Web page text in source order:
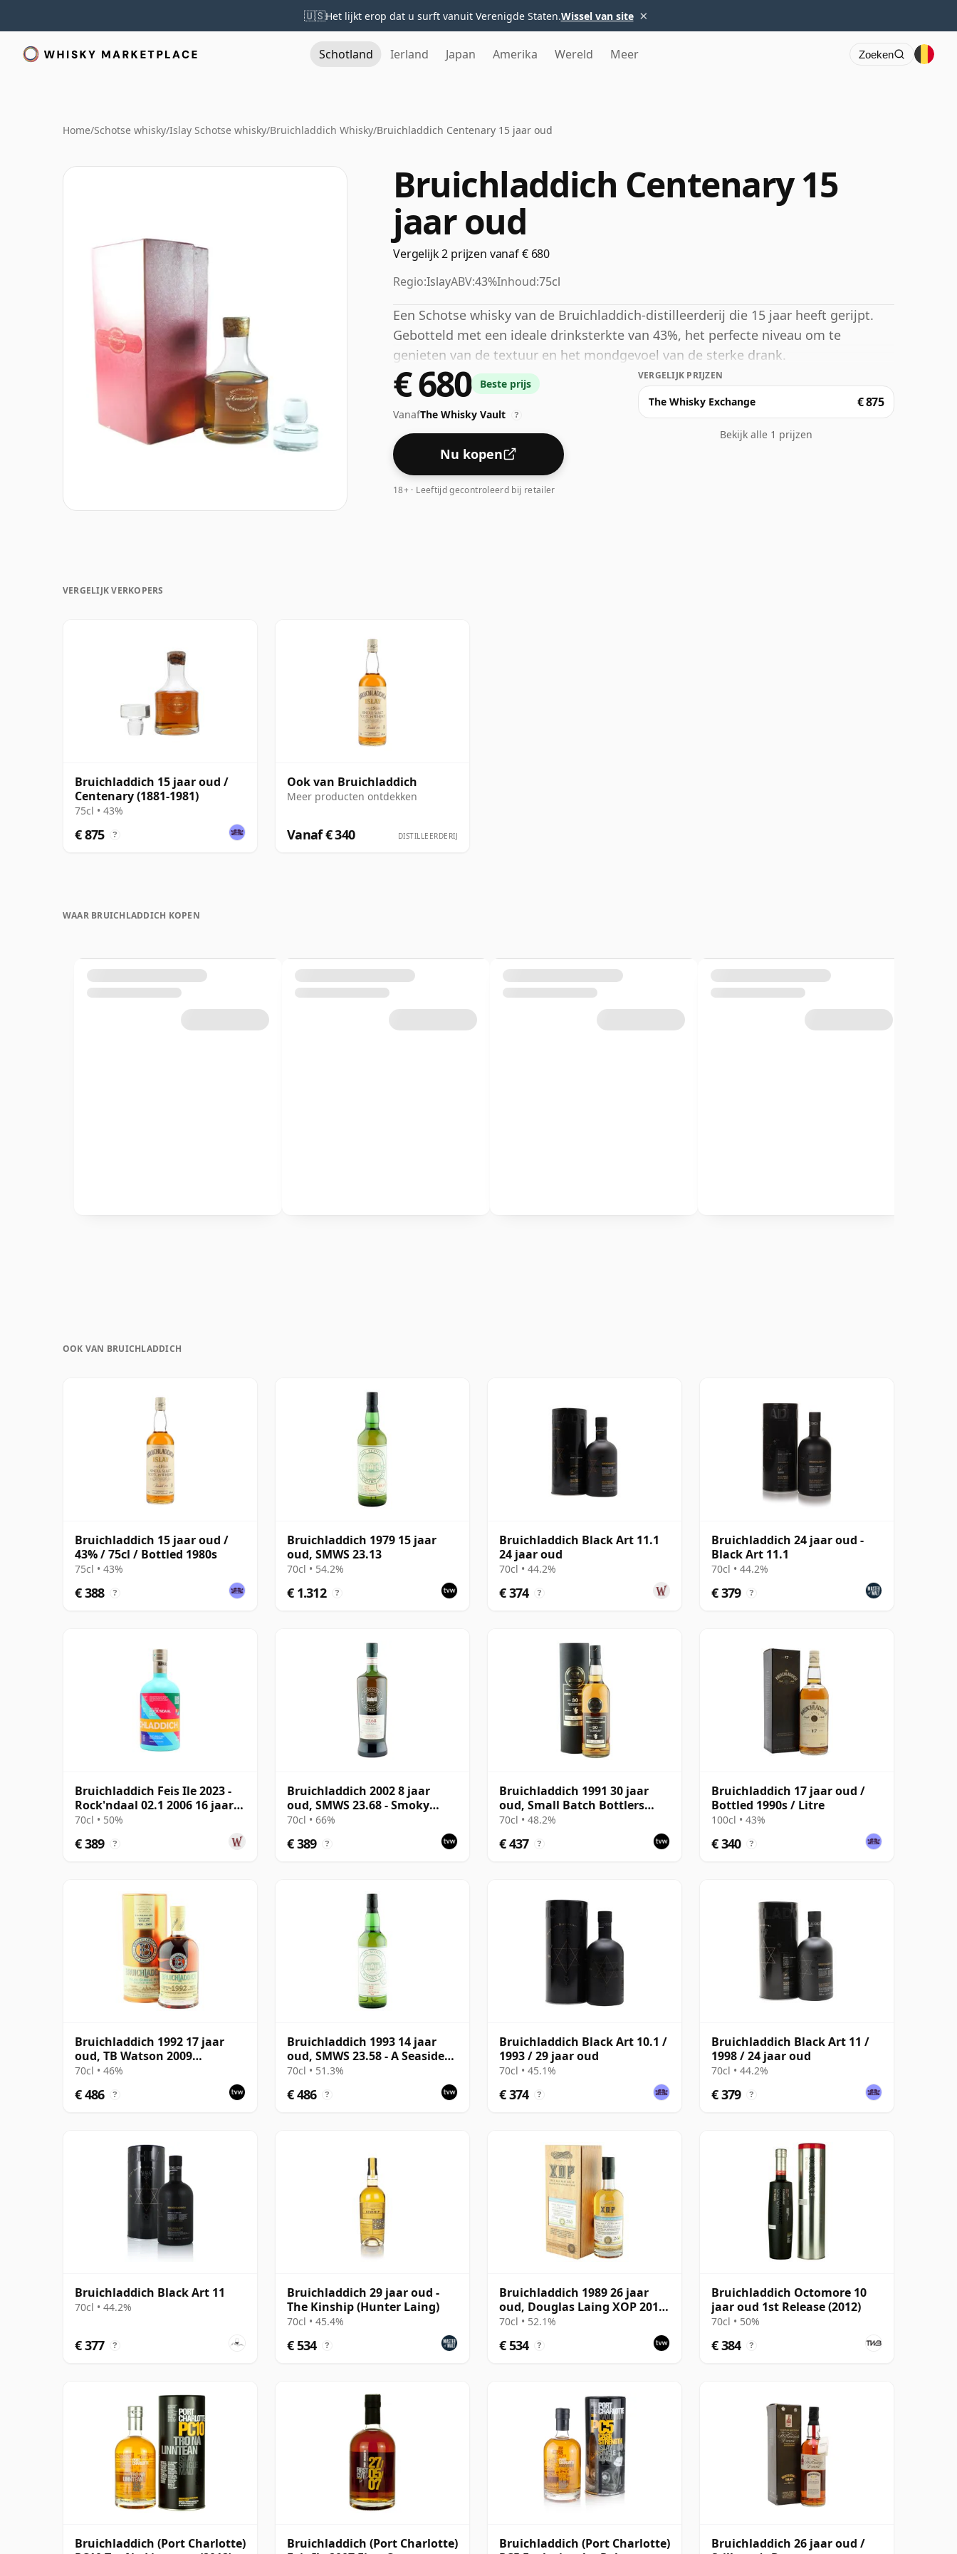
🇺🇸Het lijkt erop dat u surft vanuit Verenigde Staten.Wissel van site ×
Schotland Ierland Japan Amerika Wereld Meer Zoeken
Home/Schotse whisky/Islay Schotse whisky/Bruichladdich Whisky/Bruichladdich Centenary 15 jaar oud
Bruichladdich Centenary 15
jaar oud
Vergelijk 2 prijzen vanaf € 680
Regio:IslayABV:43%Inhoud:75cl
Een Schotse whisky van de Bruichladdich-distilleerderij die 15 jaar heeft gerijpt.
Gebotteld met een ideale drinksterkte van 43%, het perfecte niveau om te
genieten van de textuur en het mondgevoel van de sterke drank.
€ 680 Beste prijs
VanafThe Whisky Vault ?
Nu kopen
18+ · Leeftijd gecontroleerd bij retailer
VERGELIJK PRIJZEN
The Whisky Exchange € 875
Bekijk alle 1 prijzen
VERGELIJK VERKOPERS
Bruichladdich 15 jaar oud /
Centenary (1881-1981)
75cl • 43%
€ 875 ?
Ook van Bruichladdich
Meer producten ontdekken
Vanaf € 340 DISTILLEERDERIJ
WAAR BRUICHLADDICH KOPEN
OOK VAN BRUICHLADDICH
Bruichladdich 15 jaar oud /
43% / 75cl / Bottled 1980s
75cl • 43%
€ 388 ?
Bruichladdich 1979 15 jaar
oud, SMWS 23.13
70cl • 54.2%
€ 1.312 ?
Bruichladdich Black Art 11.1
24 jaar oud
70cl • 44.2%
€ 374 ?
Bruichladdich 24 jaar oud -
Black Art 11.1
70cl • 44.2%
€ 379 ?
Bruichladdich Feis Ile 2023 -
Rock'ndaal 02.1 2006 16 jaar
oud
70cl • 50%
€ 389 ?
Bruichladdich 2002 8 jaar
oud, SMWS 23.68 - Smoky
Pavlova
70cl • 66%
€ 389 ?
Bruichladdich 1991 30 jaar
oud, Small Batch Bottlers
2022 Single Cask
70cl • 48.2%
€ 437 ?
Bruichladdich 17 jaar oud /
Bottled 1990s / Litre
100cl • 43%
€ 340 ?
Bruichladdich 1992 17 jaar
oud, TB Watson 2009
Centenary with Tin
70cl • 46%
€ 486 ?
Bruichladdich 1993 14 jaar
oud, SMWS 23.58 - A Seaside
Quality
70cl • 51.3%
€ 486 ?
Bruichladdich Black Art 10.1 /
1993 / 29 jaar oud
70cl • 45.1%
€ 374 ?
Bruichladdich Black Art 11 /
1998 / 24 jaar oud
70cl • 44.2%
€ 379 ?
Bruichladdich Black Art 11
70cl • 44.2%
€ 377 ?
Bruichladdich 29 jaar oud -
The Kinship (Hunter Laing)
70cl • 45.4%
€ 534 ?
Bruichladdich 1989 26 jaar
oud, Douglas Laing XOP 2015,
Cask 10859
70cl • 52.1%
€ 534 ?
Bruichladdich Octomore 10
jaar oud 1st Release (2012)
70cl • 50%
€ 384 ?
Bruichladdich (Port Charlotte)
Bruichladdich (Port Charlotte)
Bruichladdich (Port Charlotte)
Bruichladdich 26 jaar oud /